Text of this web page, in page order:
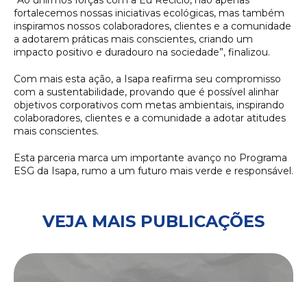
fortalecemos nossas iniciativas ecológicas, mas também
inspiramos nossos colaboradores, clientes e a comunidade
a adotarem práticas mais conscientes, criando um
impacto positivo e duradouro na sociedade”, finalizou.
Com mais esta ação, a Isapa reafirma seu compromisso
com a sustentabilidade, provando que é possível alinhar
objetivos corporativos com metas ambientais, inspirando
colaboradores, clientes e a comunidade a adotar atitudes
mais conscientes.
Esta parceria marca um importante avanço no Programa
ESG da Isapa, rumo a um futuro mais verde e responsável.
VEJA MAIS PUBLICAÇÕES